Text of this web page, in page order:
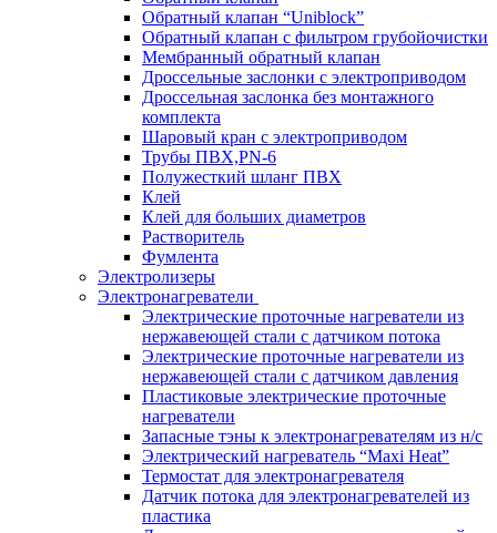
Обратный клапан “Uniblock”
Обратный клапан с фильтром грубойочистки
Мембранный обратный клапан
Дроссельные заслонки с электроприводом
Дроссельная заслонка без монтажного
комплекта
Шаровый кран с электроприводом
Трубы ПВХ,PN-6
Полужесткий шланг ПВХ
Клей
Клей для больших диаметров
Растворитель
Фумлента
Электролизеры
Электронагреватели
Электрические проточные нагреватели из
нержавеющей стали с датчиком потока
Электрические проточные нагреватели из
нержавеющей стали с датчиком давления
Пластиковые электрические проточные
нагреватели
Запасные тэны к электронагревателям из н/с
Электрический нагреватель “Maxi Heat”
Термостат для электронагревателя
Датчик потока для электронагревателей из
пластика